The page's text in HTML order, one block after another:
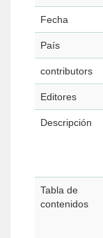
Fecha
País
contributors
Editores
Descripción
Tabla de
contenidos